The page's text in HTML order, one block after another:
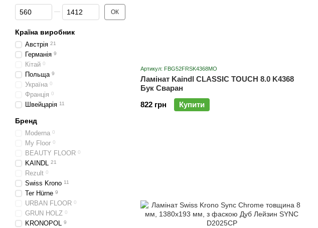
Артикул: FBG52FRSK4368MO
Ламінат Kaindl CLASSIC TOUCH 8.0 K4368
Бук Сваран
822 грн
Купити
Від Ціна, грн
До Ціна, грн ОК
Країна виробник
Австрія 21
Германія 9
Кітай 0
Польща 9
Україна 0
Франція 0
Швейцарія 11
Бренд
Moderna 0
My Floor 0
BEAUTY FLOOR 0
KAINDL 21
Rezult 0
Swiss Krono 11
Ter Hürne 9
URBAN FLOOR 0
GRUN HOLZ 0
KRONOPOL 9